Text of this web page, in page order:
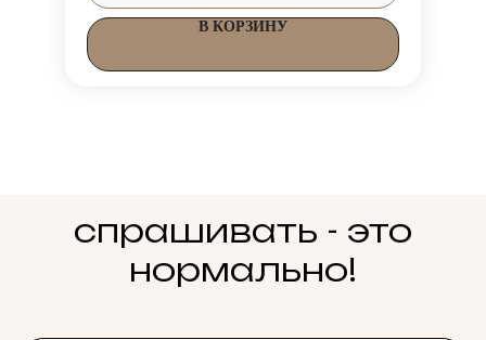
В КОРЗИНУ
спрашивать - это
нормально!